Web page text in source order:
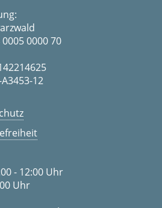
0000 70
12
- 12:00 Uhr
Uhr